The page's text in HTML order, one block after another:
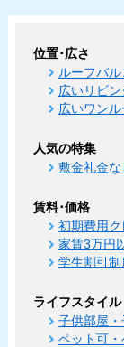
位置･広さ
ルーフバ
広いリビ
広いワン
人気の特集
敷金礼金
賃料･価格
初期費用
家賃3万円
学生割引
ライフスタイル
子供部屋
ペット可